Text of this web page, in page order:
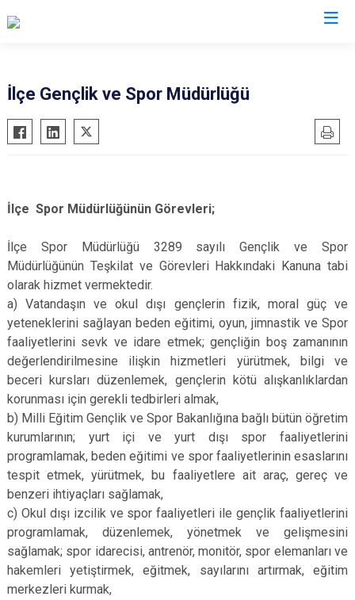
Bodrum
Dalaman
Fethiye
Köyceğiz
Marmaris
Menteşe
İlçe Gençlik ve Spor Müdürlüğü
İlçe Spor Müdürlüğünün Görevleri;
İlçe Spor Müdürlüğü 3289 sayılı Gençlik ve Spor
Müdürlüğünün Teşkilat ve Görevleri Hakkındaki Kanuna tabi
olarak hizmet vermektedir.
a) Vatandaşın ve okul dışı gençlerin fizik, moral güç ve
yeteneklerini sağlayan beden eğitimi, oyun, jimnastik ve Spor
faaliyetlerini sevk ve idare etmek; gençliğin boş zamanının
değerlendirilmesine ilişkin hizmetleri yürütmek, bilgi ve
beceri kursları düzenlemek, gençlerin kötü alışkanlıklardan
korunması için gerekli tedbirleri almak,
b) Milli Eğitim Gençlik ve Spor Bakanlığına bağlı bütün öğretim
kurumlarının; yurt içi ve yurt dışı spor faaliyetlerini
programlamak, beden eğitimi ve spor faaliyetlerinin esaslarını
tespit etmek, yürütmek, bu faaliyetlere ait araç, gereç ve
benzeri ihtiyaçları sağlamak,
c) Okul dışı izcilik ve spor faaliyetleri ile gençlik faaliyetlerini
programlamak, düzenlemek, yönetmek ve gelişmesini
sağlamak; spor idarecisi, antrenör, monitör, spor elemanları ve
hakemleri yetiştirmek, eğitmek, sayılarını artırmak, eğitim
merkezleri kurmak,